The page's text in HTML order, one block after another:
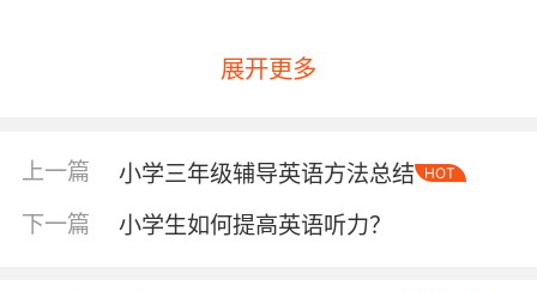
小学生的教育方法第一点：情景教学
能力都能得到最大的发挥，这样的学习效果肯定
是不一般的。比如在学习英语单词的时候可以根
据单词创设不同的场景，在医院看病、在公园玩
展开更多
上一篇 小学三年级辅导英语方法总结 HOT
下一篇 小学生如何提高英语听力？